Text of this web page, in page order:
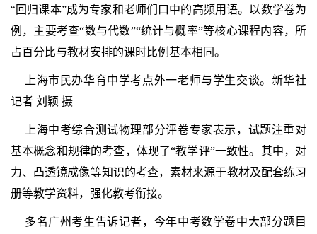
“回归课本”成为专家和老师们口中的高频用语。以数学卷为
例，主要考查“数与代数”“统计与概率”等核心课程内容，所
占百分比与教材安排的课时比例基本相同。
上海市民办华育中学考点外一老师与学生交谈。新华社
记者 刘颖 摄
上海中考综合测试物理部分评卷专家表示，试题注重对
基本概念和规律的考查，体现了“教学评”一致性。其中，对
力、凸透镜成像等知识的考查，素材来源于教材及配套练习
册等教学资料，强化教考衔接。
多名广州考生告诉记者，今年中考数学卷中大部分题目